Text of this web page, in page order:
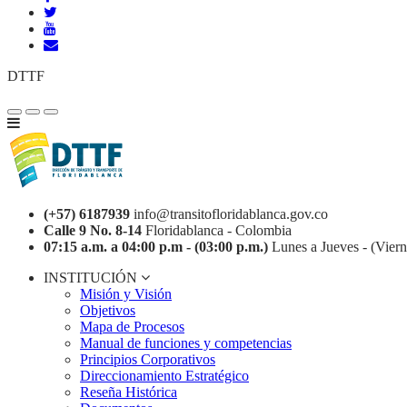
DTTF
(+57) 6187939 info@transitofloridablanca.gov.co
Calle 9 No. 8-14 Floridablanca - Colombia
07:15 a.m. a 04:00 p.m - (03:00 p.m.) Lunes a Jueves -
INSTITUCIÓN
Misión y Visión
Objetivos
Mapa de Procesos
Manual de funciones y competencias
Principios Corporativos
Direccionamiento Estratégico
Reseña Histórica